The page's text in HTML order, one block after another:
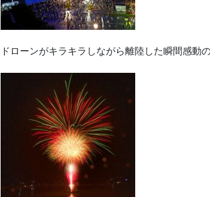
ドローンがキラキラしながら離陸した瞬間感動